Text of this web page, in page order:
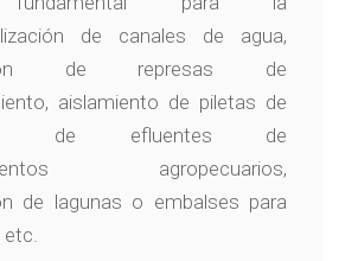
de canales de agua,
de represas de
aislamiento de piletas de
de efluentes de
agropecuarios,
de lagunas o embalses para